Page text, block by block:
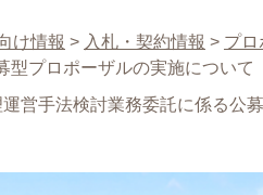
け情報 > 入札・契約情報 > プロ
型プロポーザルの実施について
手法検討業務委託に係る公